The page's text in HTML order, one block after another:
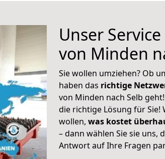
Unser
von Minden
Sie wollen umziehen? Ob
haben das richtige
von Minden nach Selb
die richtige Lösung für Sie!
wollen, was kostet
– dann wählen Sie sie uns,
Antwort auf Ihre Fragen